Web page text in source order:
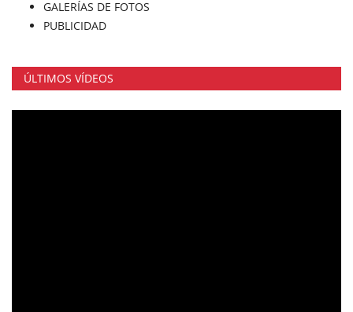
GALERÍAS DE FOTOS
PUBLICIDAD
ÚLTIMOS VÍDEOS